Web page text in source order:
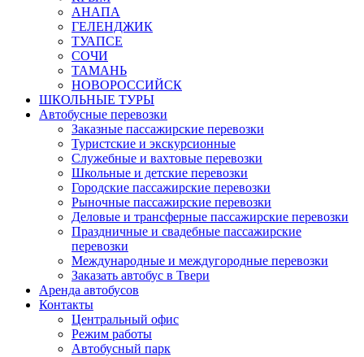
АНАПА
ГЕЛЕНДЖИК
ТУАПСЕ
СОЧИ
ТАМАНЬ
НОВОРОССИЙСК
ШКОЛЬНЫЕ ТУРЫ
Автобусные перевозки
Заказные пассажирские перевозки
Туристские и экскурсионные
Служебные и вахтовые перевозки
Школьные и детские перевозки
Городские пассажирские перевозки
Рыночные пассажирские перевозки
Деловые и трансферные пассажирские перевозки
Праздничные и свадебные пассажирские
перевозки
Международные и междугородные перевозки
Заказать автобус в Твери
Аренда автобусов
Контакты
Центральный офис
Режим работы
Автобусный парк